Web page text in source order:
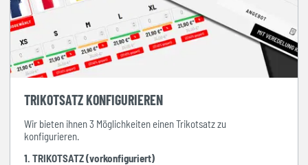
TRIKOTSATZ KONFIGURIEREN
Wir bieten ihnen 3 Möglichkeiten einen Trikotsatz zu
konfigurieren.
1. TRIKOTSATZ (vorkonfiguriert)